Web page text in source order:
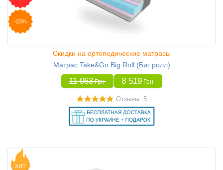
-23%
Скидки на ортопедические матрасы
Матрас Take&Go Big Roll (Биг ролл)
11 063 Грн 8 519 Грн
Отзывы: 5
ХИТ